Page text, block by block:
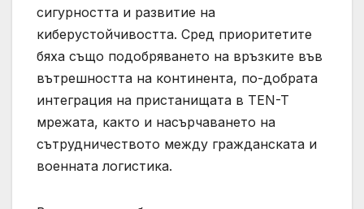
сигурността и развитие на
киберустойчивостта. Сред приоритетите
бяха също подобряването на връзките във
вътрешността на континента, по-добрата
интеграция на пристанищата в TEN-T
мрежата, както и насърчаването на
сътрудничеството между гражданската и
военната логистика.